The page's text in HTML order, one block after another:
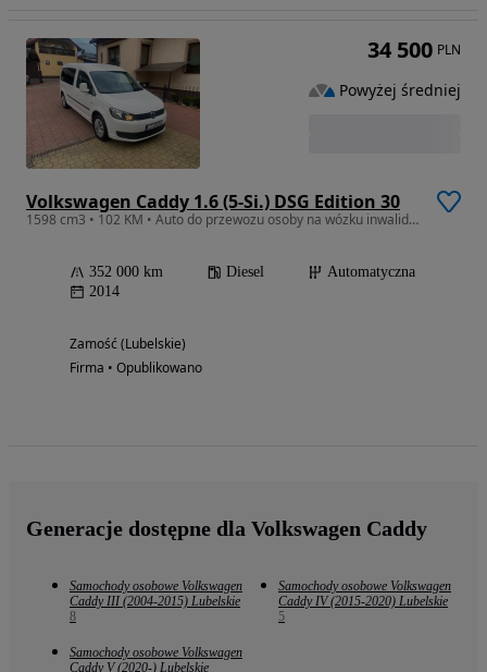
Volkswagen Caddy 1.6 (5-Si.) DSG Edition 30
1598 cm3 • 102 KM • Auto do przewozu osoby na wózku inwalidzkim
352 000 km Diesel
Automatyczna
2014
Zamość (Lubelskie)
Firma • Opublikowano
34 500 PLN
Powyżej średniej
Generacje dostępne dla Volkswagen Caddy
Samochody osobowe Volkswagen
Caddy III (2004-2015) Lubelskie
8
Samochody osobowe Volkswagen
Caddy IV (2015-2020) Lubelskie
5
Samochody osobowe Volkswagen
Caddy V (2020-) Lubelskie